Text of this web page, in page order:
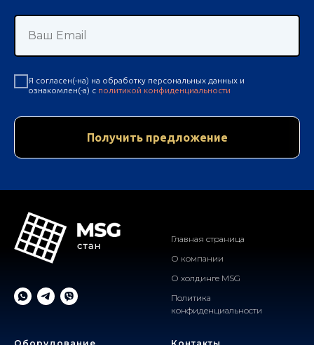
Ваш Email
Я согласен(-на) на обработку персональных данных и
ознакомлен(-а) c политикой конфиденциальности
Получить предложение
Главная страница
О компании
О холдинге MSG
Политика
конфиденциальности